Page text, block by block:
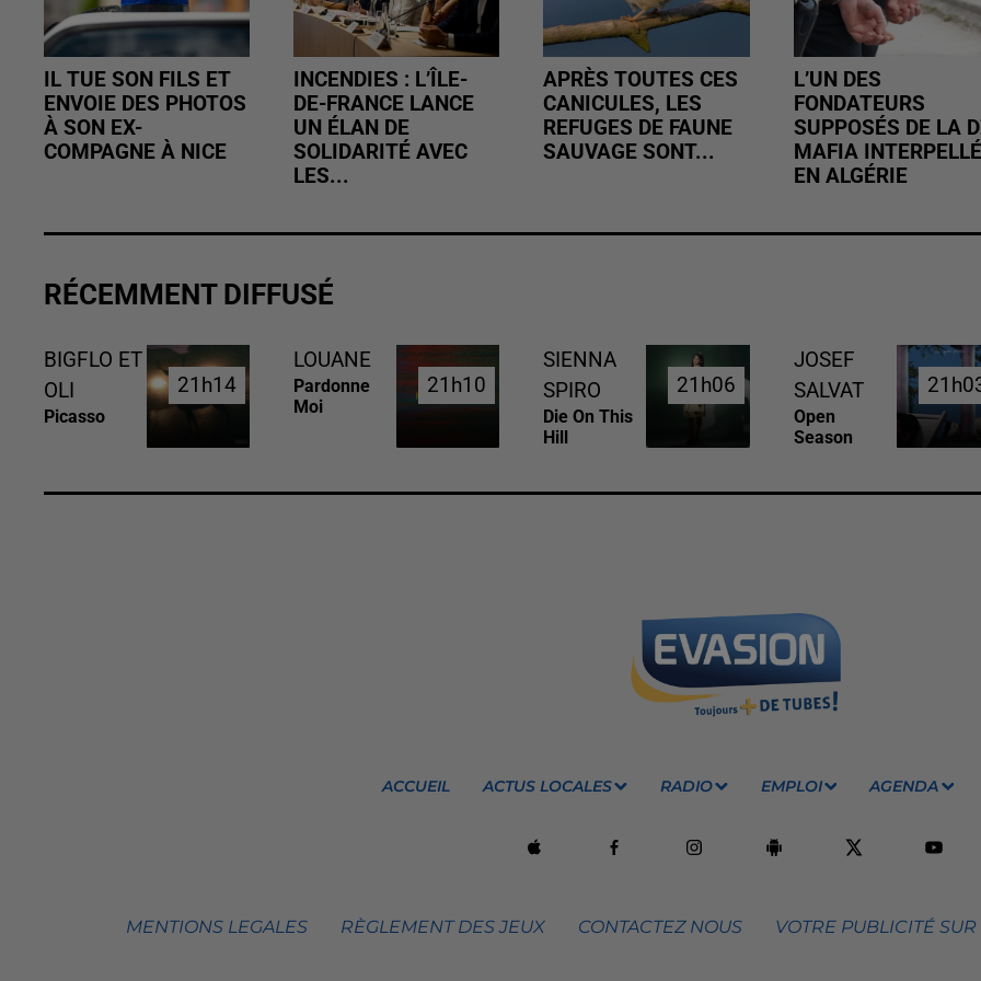
IL TUE SON FILS ET
ENVOIE DES PHOTOS
À SON EX-
COMPAGNE À NICE
INCENDIES : L’ÎLE-
DE-FRANCE LANCE
UN ÉLAN DE
SOLIDARITÉ AVEC
LES...
APRÈS TOUTES CES
CANICULES, LES
REFUGES DE FAUNE
SAUVAGE SONT...
L’UN DES
FONDATEURS
SUPPOSÉS DE LA
MAFIA INTERPELLÉ
EN ALGÉRIE
RÉCEMMENT DIFFUSÉ
BIGFLO ET
OLI
Picasso
21h14
21h14
LOUANE
Pardonne
Moi
21h10
21h10
SIENNA
SPIRO
Die On This
Hill
21h06
21h06
JOSEF
SALVAT
Open
Season
ACCUEIL ACTUS LOCALES RADIO EMPLOI AGENDA
MENTIONS LEGALES RÈGLEMENT DES JEUX CONTACTEZ NOUS VOTRE PUBLICITÉ